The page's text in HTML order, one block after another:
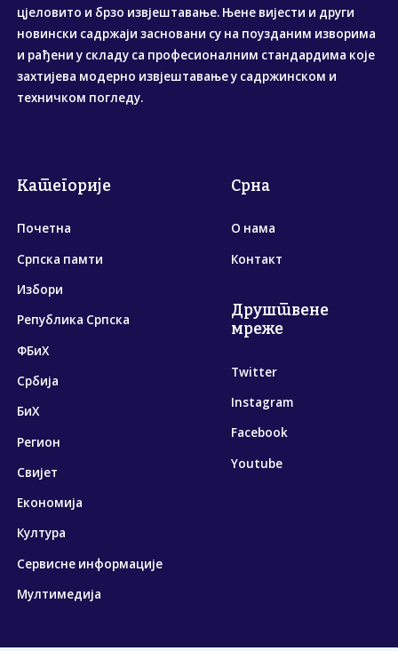
цјеловито и брзо извјештавање. Њене вијести и други
новински садржаји засновани су на поузданим изворима
и рађени у складу са професионалним стандардима које
захтијева модерно извјештавање у садржинском и
техничком погледу.
Категорије
Почетна
Српска памти
Избори
Република Српска
ФБиХ
Србија
БиХ
Регион
Свијет
Економија
Култура
Сервисне информације
Мултимедија
Срна
О нама
Контакт
Друштвене
мреже
Twitter
Instagram
Facebook
Youtube